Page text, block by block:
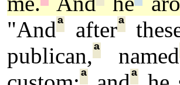
"Andª afterª
publican,ª named
ª ª